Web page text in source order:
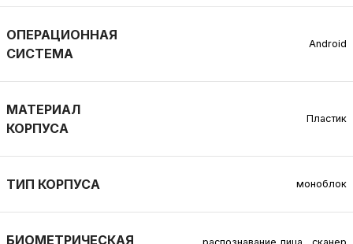
ОПЕРАЦИОННАЯ
СИСТЕМА
Android
МАТЕРИАЛ
КОРПУСА
Пластик
ТИП КОРПУСА моноблок
БИОМЕТРИЧЕСКАЯ
распознавание лица , сканер